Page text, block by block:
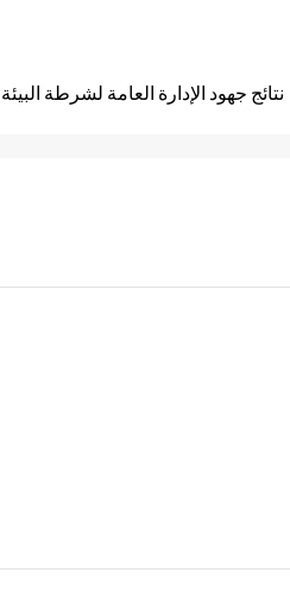
نتائج جهود الإدارة العامة لشرطة البيئة